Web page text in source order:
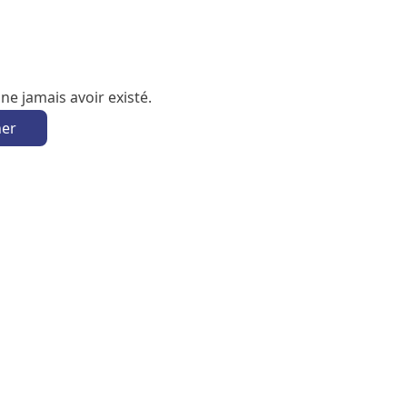
jamais avoir existé.